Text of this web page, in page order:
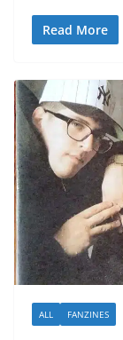
Read More
ALL FANZINES